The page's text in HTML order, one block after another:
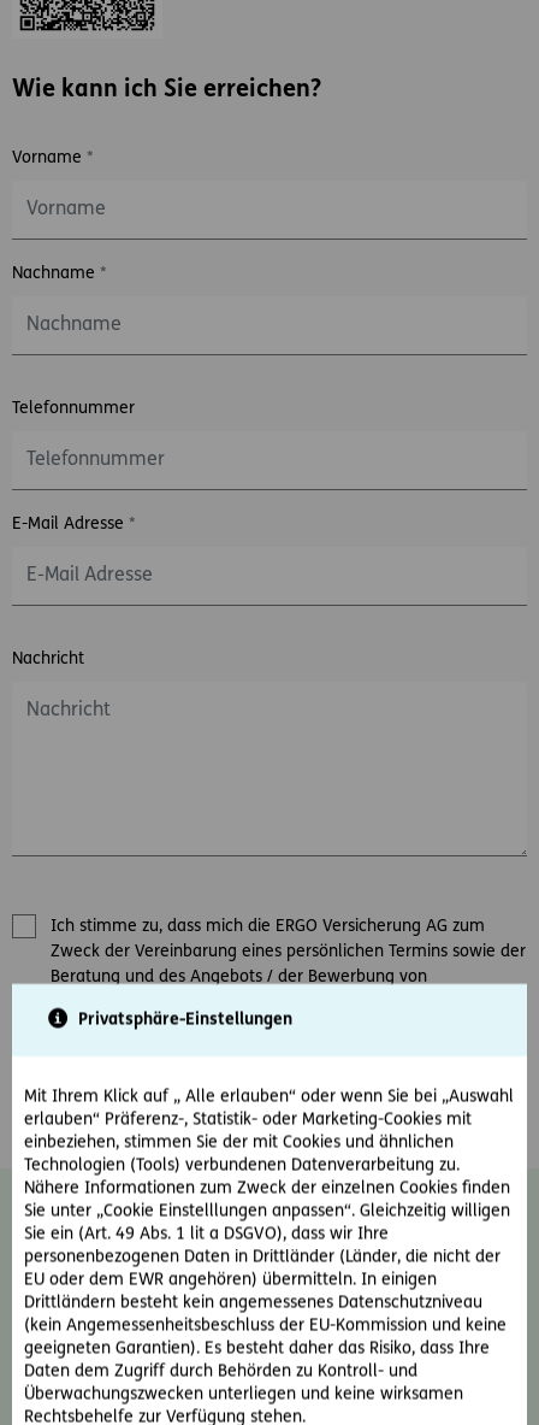
Privatsphäre-Einstellungen
Mit Ihrem Klick auf „ Alle erlauben“ oder wenn Sie bei „Auswahl
erlauben“ Präferenz-, Statistik- oder Marketing-Cookies mit
einbeziehen, stimmen Sie der mit Cookies und ähnlichen
Technologien (Tools) verbundenen Datenverarbeitung zu.
Nähere Informationen zum Zweck der einzelnen Cookies finden
Sie unter „Cookie Einstelllungen anpassen“. Gleichzeitig willigen
Sie ein (Art. 49 Abs. 1 lit a DSGVO), dass wir Ihre
personenbezogenen Daten in Drittländer (Länder, die nicht der
EU oder dem EWR angehören) übermitteln. In einigen
Drittländern besteht kein angemessenes Datenschutzniveau
(kein Angemessenheitsbeschluss der EU-Kommission und keine
geeigneten Garantien). Es besteht daher das Risiko, dass Ihre
Daten dem Zugriff durch Behörden zu Kontroll- und
Überwachungszwecken unterliegen und keine wirksamen
Rechtsbehelfe zur Verfügung stehen.
Wie kann ich Sie erreichen?
Vorname *
Nachname *
Telefonnummer
E-Mail Adresse *
Nachricht
Ich stimme zu, dass mich die ERGO Versicherung AG zum
Zweck der Vereinbarung eines persönlichen Termins sowie der
Beratung und des Angebots / der Bewerbung von
Versicherungsprodukten kontaktieren darf.
Unternehmens informiert werden.
Diese Einwilligung kann jederzeit ohne
Angabe von Gründen durch Schreiben an
news@ergo-versicherung.atwiderrufen
werden. Der Widerruf wirkt für zukünftige
Kontakte. Weiter Informationen zum
Thema Datenschutz und zu Ihren Rechten
als Betroffene finden Sie im
Datenschutzinformationsblatt oder auf der